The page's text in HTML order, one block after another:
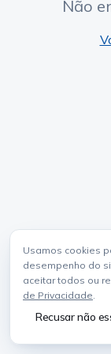
Usamos cookies
desempenho do
aceitar todos ou
de Privacidade.
Recusar não
Não